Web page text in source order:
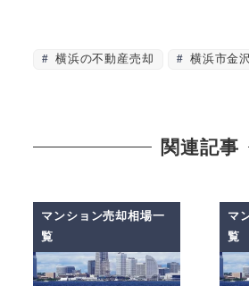
横浜の不動産売却 横浜市金
関連記事
マンション売却相場一
覧
マ
覧